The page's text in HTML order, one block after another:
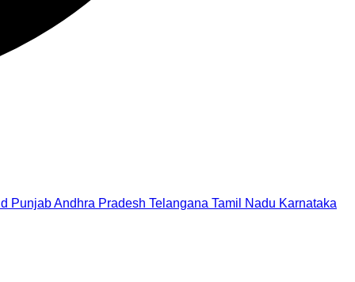
PunjabAndhra Pradesh Telangana Tamil Nadu Karnataka